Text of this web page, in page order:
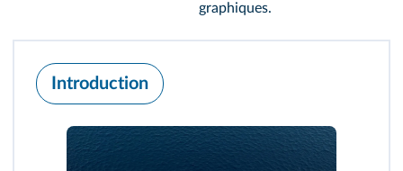
graphiques.
Introduction